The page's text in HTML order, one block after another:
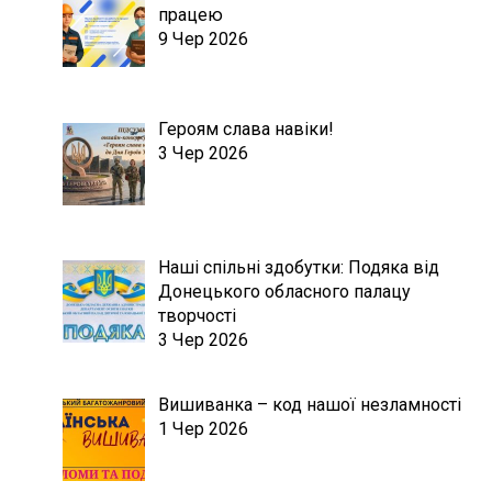
працею
9 Чер 2026
Героям слава навіки!
3 Чер 2026
Наші спільні здобутки: Подяка від
Донецького обласного палацу
творчості
3 Чер 2026
Вишиванка – код нашої незламності
1 Чер 2026